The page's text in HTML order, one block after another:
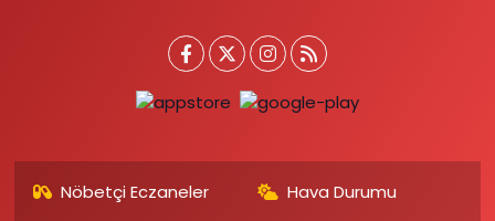
Nöbetçi Eczaneler Hava Durumu